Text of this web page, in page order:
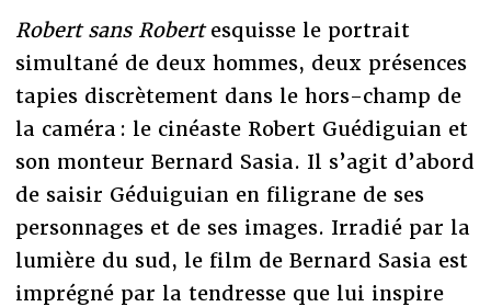
Robert sans Robertesquisse le portrait
simultané de deux hommes, deux présences
tapies discrètement dans le hors-champ de
la caméra : le cinéaste Robert Guédiguian et
son monteur Bernard Sasia. Il s’agit d’abord
de saisir Géduiguian en filigrane de ses
personnages et de ses images. Irradié par la
lumière du sud, le film de Bernard Sasia est
imprégné par la tendresse que lui inspire